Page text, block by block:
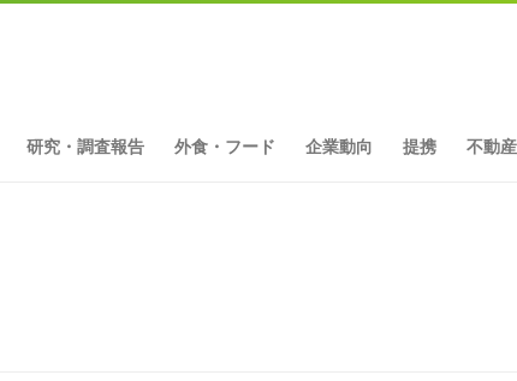
研究・調査報告 外食・フード 企業動向 提携 不動産